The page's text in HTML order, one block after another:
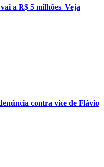
a R$ 5 milhões. Veja
contra vice de Flávio